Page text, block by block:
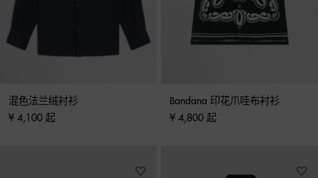
混色法兰绒衬衫
¥ 4,100 起
Bandana 印花爪哇布衬衫
¥ 4,800 起